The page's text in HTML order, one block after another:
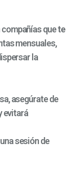
quete
mensuales,
la
asegúrate de
evitará
sesión de